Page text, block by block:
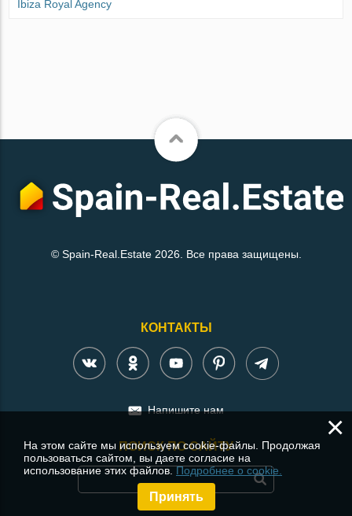
Ibiza Royal Agency
© Spain-Real.Estate 2026. Все права защищены.
КОНТАКТЫ
Напишите нам
ПОИСК ПО САЙТУ
×
На этом сайте мы используем cookie-файлы. Продолжая
пользоваться сайтом, вы даете согласие на
использование этих файлов.Подробнее о cookie.
Принять